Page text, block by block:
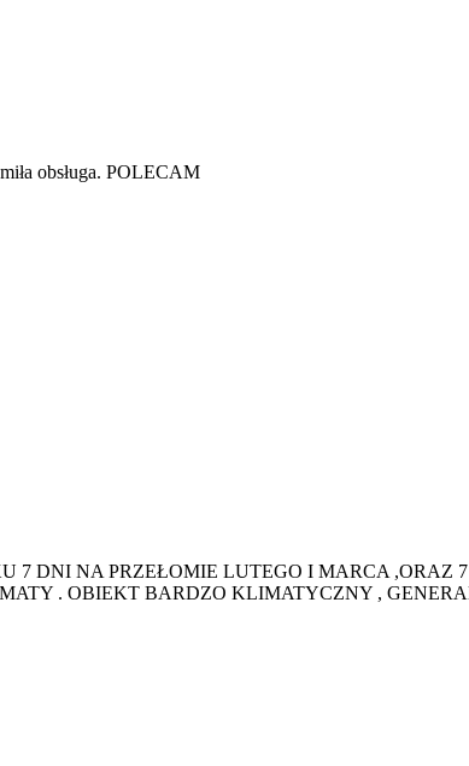
obsługa. POLECAM
7 DNI NA PRZEŁOMIE LUTEGO I MARCA ,ORAZ 7
. OBIEKT BARDZO KLIMATYCZNY ,